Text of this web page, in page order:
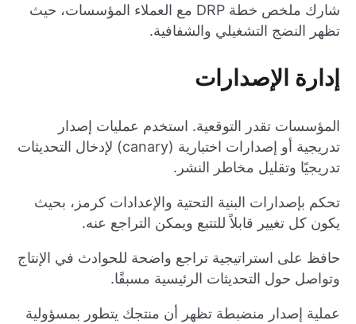
شارك ملخص خطة DRP مع العملاء المؤسسات، حيث
تظهر النضج التشغيلي والشفافية.
إدارة الإصدارات
المؤسسات تقدر التوقعية. استخدم عمليات إصدار
تدريجية أو إصدارات اختبارية (canary) لإدخال التحديثات
تدريجيًا وتقليل مخاطر النشر.
تحكم بإصدارات البنية التحتية والإعدادات كرمز، بحيث
يكون كل تغيير قابلاً للتتبع ويمكن التراجع عنه.
حافظ على استراتيجية تراجع واضحة للحوادث في الإنتاج
وتواصل حول التحديثات الرئيسية مسبقًا.
عملية إصدار منضبطة تظهر أن منتجك يتطور بمسؤولية